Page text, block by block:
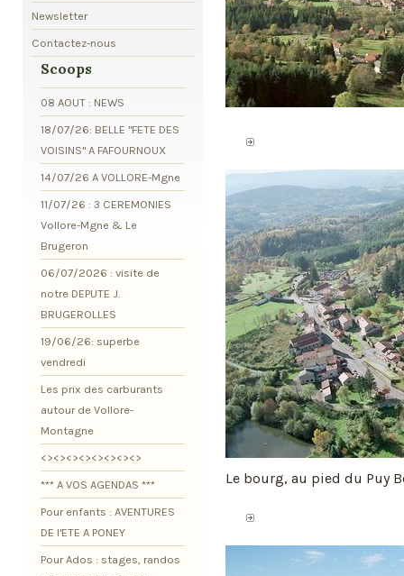
Le bourg, au pied du Puy
Newsletter
Contactez-nous
Scoops
08 AOUT : NEWS
18/07/26: BELLE "FETE DES
VOISINS" A FAFOURNOUX
14/07/26 A VOLLORE-Mgne
11/07/26 : 3 CEREMONIES
Vollore-Mgne & Le
Brugeron
06/07/2026 : visite de
notre DEPUTE J.
BRUGEROLLES
19/06/26: superbe
vendredi
Les prix des carburants
autour de Vollore-
Montagne
<><><><><><><><>
*** A VOS AGENDAS ***
Pour enfants : AVENTURES
DE l'ETE A PONEY
Pour Ados : stages, randos